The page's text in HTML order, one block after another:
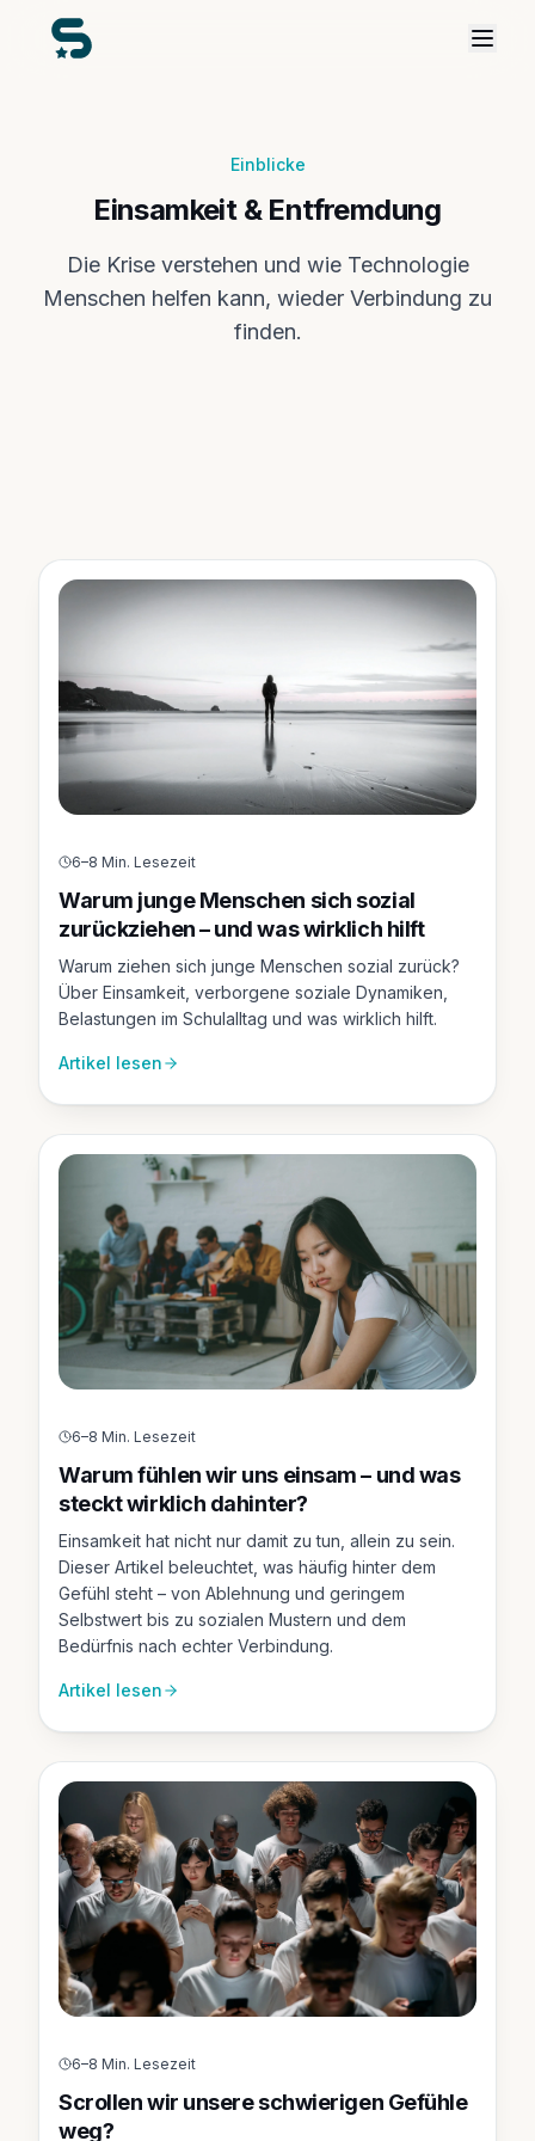
Einblicke
Einsamkeit & Entfremdung
Die Krise verstehen und wie Technologie
Menschen helfen kann, wieder Verbindung zu
finden.
6–8 Min. Lesezeit
Warum junge Menschen sich sozial
zurückziehen – und was wirklich hilft
Warum ziehen sich junge Menschen sozial zurück?
Über Einsamkeit, verborgene soziale Dynamiken,
Belastungen im Schulalltag und was wirklich hilft.
Artikel lesen
6–8 Min. Lesezeit
Warum fühlen wir uns einsam – und was
steckt wirklich dahinter?
Einsamkeit hat nicht nur damit zu tun, allein zu sein.
Dieser Artikel beleuchtet, was häufig hinter dem
Gefühl steht – von Ablehnung und geringem
Selbstwert bis zu sozialen Mustern und dem
Bedürfnis nach echter Verbindung.
Artikel lesen
6–8 Min. Lesezeit
Scrollen wir unsere schwierigen Gefühle
weg?